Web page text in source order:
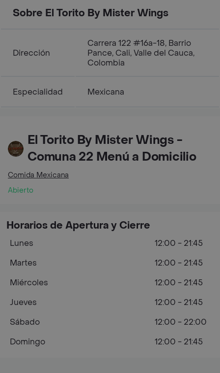
Sobre El Torito By Mister Wings
Dirección
Carrera 122 #16a-18, Barrio
Pance, Cali, Valle del Cauca,
Colombia
Especialidad Mexicana
El Torito By Mister Wings -
Comuna 22 Menú a Domicilio
Comida Mexicana
Abierto
Horarios de Apertura y Cierre
Lunes
12:00 - 21:45
Martes
12:00 - 21:45
Miércoles
12:00 - 21:45
Jueves
12:00 - 21:45
Sábado
12:00 - 22:00
Domingo
12:00 - 21:45